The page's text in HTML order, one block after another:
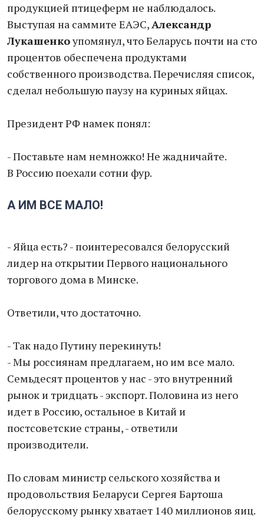
продукцией птицеферм не наблюдалось.
Выступая на саммите ЕАЭС,Александр
Лукашенкоупомянул, что Беларусь почти на сто
процентов обеспечена продуктами
собственного производства. Перечисляя список,
сделал небольшую паузу на куриных яйцах.
Президент РФ намек понял:
- Поставьте нам немножко! Не жадничайте.
В Россию поехали сотни фур.
А ИМ ВСЕ МАЛО!
- Яйца есть? - поинтересовался белорусский
лидер на открытии Первого национального
торгового дома в Минске.
Ответили, что достаточно.
- Так надо Путину перекинуть!
- Мы россиянам предлагаем, но им все мало.
Семьдесят процентов у нас - это внутренний
рынок и тридцать - экспорт. Половина из него
идет в Россию, остальное в Китай и
постсоветские страны, - ответили
производители.
По словам министр сельского хозяйства и
продовольствия Беларуси Сергея Бартоша
белорусскому рынку хватает 140 миллионов яиц.